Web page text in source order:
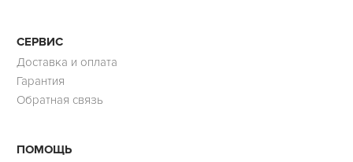
СЕРВИС
Доставка и оплата
Гарантия
Обратная связь
ПОМОЩЬ